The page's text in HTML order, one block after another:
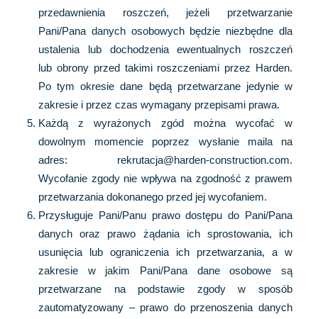
przedawnienia roszczeń, jeżeli przetwarzanie
Pani/Pana danych osobowych będzie niezbędne dla
ustalenia lub dochodzenia ewentualnych roszczeń
lub obrony przed takimi roszczeniami przez Harden.
Po tym okresie dane będą przetwarzane jedynie w
zakresie i przez czas wymagany przepisami prawa.
Każdą z wyrażonych zgód można wycofać w
dowolnym momencie poprzez wysłanie maila na
adres: rekrutacja@harden-construction.com.
Wycofanie zgody nie wpływa na zgodność z prawem
przetwarzania dokonanego przed jej wycofaniem.
Przysługuje Pani/Panu prawo dostępu do Pani/Pana
danych oraz prawo żądania ich sprostowania, ich
usunięcia lub ograniczenia ich przetwarzania, a w
zakresie w jakim Pani/Pana dane osobowe są
przetwarzane na podstawie zgody w sposób
zautomatyzowany – prawo do przenoszenia danych